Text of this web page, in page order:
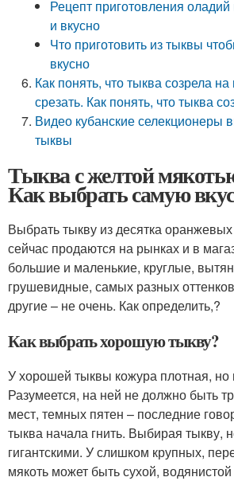
Рецепт приготовления
и вкусно
Что приготовить из тыквы
вкусно
Как понять, что тыква созрела
срезать. Как понять, что тыква
Видео кубанские селекционеры
тыквы
Тыква с желтой
Как выбрать самую
Выбрать тыкву из десятка
сейчас продаются на рынках и в
большие и маленькие, круглые,
грушевидные, самых разных
другие – не очень. Как определить,?
Как выбрать хорошую тыкву?
У хорошей тыквы кожура плотная, но
Разумеется, на ней не должно быть
мест, темных пятен – последние
тыква начала гнить. Выбирая тыкву,
гигантскими. У слишком крупных,
мякоть может быть сухой, водянистой